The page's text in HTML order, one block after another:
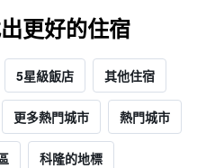
更好的住宿
5星級飯店 其他住宿
更多熱門城市 熱門城市
科隆的地標